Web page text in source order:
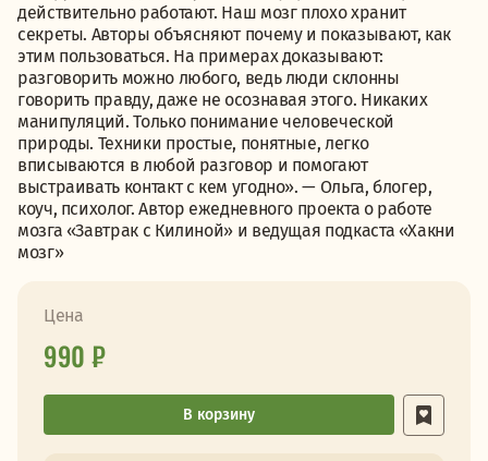
действительно работают. Наш мозг плохо хранит
секреты. Авторы объясняют почему и показывают, как
этим пользоваться. На примерах доказывают:
разговорить можно любого, ведь люди склонны
говорить правду, даже не осознавая этого. Никаких
манипуляций. Только понимание человеческой
природы. Техники простые, понятные, легко
вписываются в любой разговор и помогают
выстраивать контакт с кем угодно». — Ольга, блогер,
коуч, психолог. Автор ежедневного проекта о работе
мозга «Завтрак с Килиной» и ведущая подкаста «Хакни
мозг»
Цена
990 ₽
В корзину